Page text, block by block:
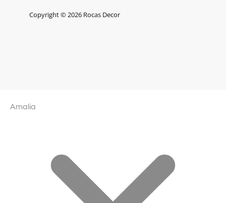
Copyright © 2026 Rocas Decor
Amalia